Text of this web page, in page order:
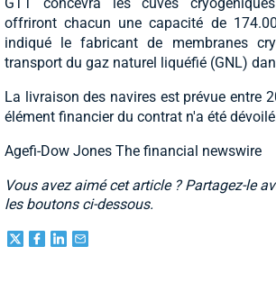
offriront chacun une capacité de
indiqué le fabricant de membranes
transport du gaz naturel liquéfié (GNL)
La livraison des navires est prévue entre
élément financier du contrat n'a été
Agefi-Dow Jones The financial newswire
Vous avez aimé cet article ? Partagez-le
les boutons ci-dessous.